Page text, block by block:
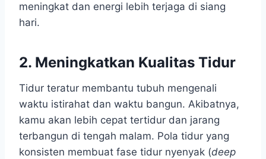
meningkat dan energi lebih terjaga di siang
hari.
2. Meningkatkan Kualitas Tidur
Tidur teratur membantu tubuh mengenali
waktu istirahat dan waktu bangun. Akibatnya,
kamu akan lebih cepat tertidur dan jarang
terbangun di tengah malam. Pola tidur yang
konsisten membuat fase tidur nyenyak (deep